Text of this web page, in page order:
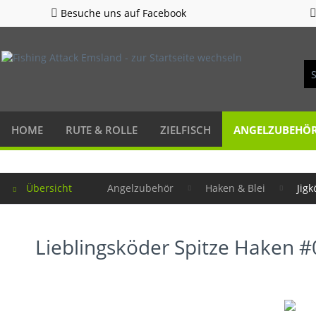
Besuche uns auf Facebook
HOME RUTE & ROLLE ZIELFISCH
Übersicht Angelzubehör Haken & Blei
Lieblingsköder Spitze Haken